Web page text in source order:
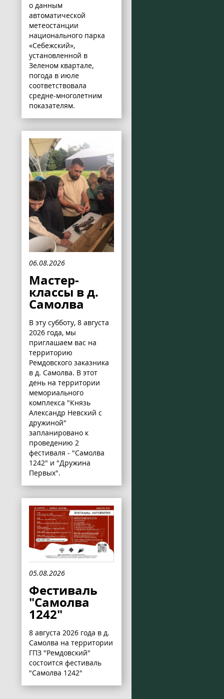
о данным
автоматической
метеостанции
национального парка
«Себежский»,
установленной в
Зеленом квартале,
погода в июле
соответствовала
средне-многолетним
показателям.
06.08.2026
Мастер-
классы в д.
Самолва
В эту субботу, 8 августа
2026 года, мы
приглашаем вас на
территорию
Ремдовского заказника
в д. Самолва. В этот
день на территории
мемориального
комплекса "Князь
Александр Невский с
дружиной"
запланировано к
проведению 2
фестиваля - "Самолва
1242" и "Дружина
Первых".
05.08.2026
Фестиваль
"Самолва
1242"
8 августа 2026 года в д.
Самолва на территории
ГПЗ "Ремдовский"
состоится фестиваль
"Самолва 1242"